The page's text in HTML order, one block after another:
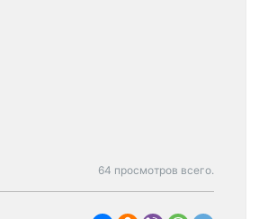
64 просмотров всего.